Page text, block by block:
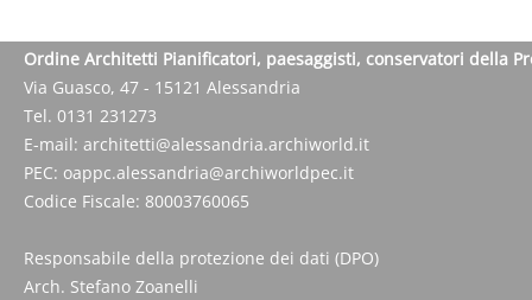
Ordine Architetti Pianificatori, paesaggisti, conservatori della
Via Guasco, 47 - 15121 Alessandria
Tel. 0131 231273
E-mail: architetti@alessandria.archiworld.it
PEC: oappc.alessandria@archiworldpec.it
Codice Fiscale: 80003760065
Responsabile della protezione dei dati (DPO)
Arch. Stefano Zoanelli